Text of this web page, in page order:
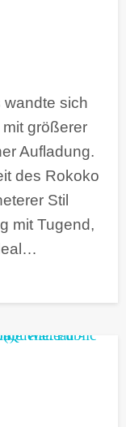
wandte sich
größerer
Aufladung.
des Rokoko
Stil
mit Tugend,